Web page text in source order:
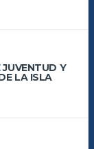
JUVENTUD Y
LA ISLA